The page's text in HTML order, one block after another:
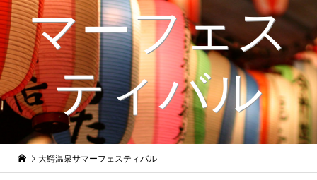
マーフェス
ティバル
大鰐温泉サマーフェスティバル